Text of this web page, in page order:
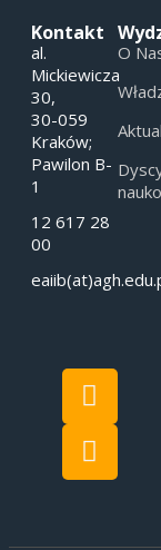
Kontakt
al.
Mickiewicza
30,
30-059
Kraków;
Pawilon B-
1
12 617 28
00
O